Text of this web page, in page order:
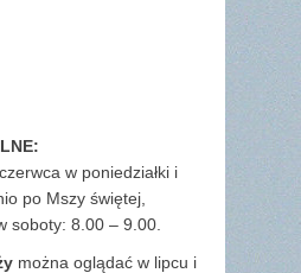
w poniedziałki i
po Mszy świętej,
soboty: 8.00 – 9.00.
można oglądać w lipcu i